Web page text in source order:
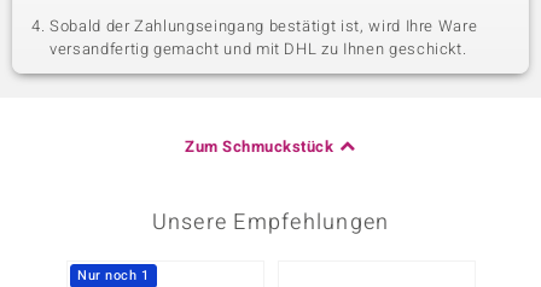
Sobald der Zahlungseingang bestätigt ist, wird Ihre Ware
versandfertig gemacht und mit DHL zu Ihnen geschickt.
Zum Schmuckstück
Unsere Empfehlungen
Nur noch 1